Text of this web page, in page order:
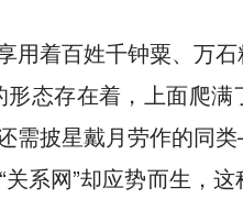
着百姓千钟粟、万
态存在着，上面爬
需披星戴月劳作的
系网”却应势而生，